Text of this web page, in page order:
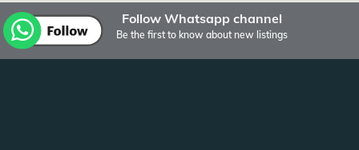
Follow Whatsapp channel
Be the first to know about new listings